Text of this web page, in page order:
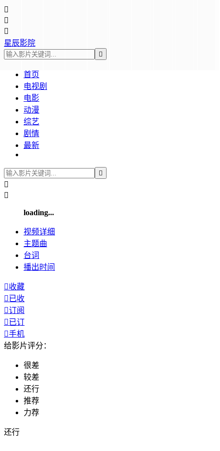



星辰影院

首页
电视剧
电影
动漫
综艺
剧情
最新



loading...
视频详细
主题曲
台词
播出时间
收藏
已收
订阅
已订
手机
给影片评分：
很差
较差
还行
推荐
力荐
还行